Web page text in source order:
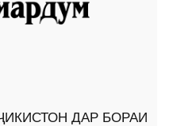
ДАР БОРАИ